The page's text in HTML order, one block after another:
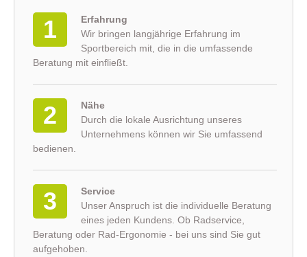
1
Erfahrung
Wir bringen langjährige Erfahrung im
Sportbereich mit, die in die umfassende
Beratung mit einfließt.
2
Nähe
Durch die lokale Ausrichtung unseres
Unternehmens können wir Sie umfassend
bedienen.
3
Service
Unser Anspruch ist die individuelle Beratung
eines jeden Kundens. Ob Radservice,
Beratung oder Rad-Ergonomie - bei uns sind Sie gut
aufgehoben.